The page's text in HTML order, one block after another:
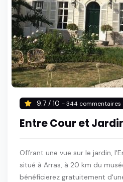
9.7 / 10 - 344 commentaires
Entre Cour et
Offrant une vue sur le jardin,
situé à Arras, à 20 km du
bénéficierez gratuitement